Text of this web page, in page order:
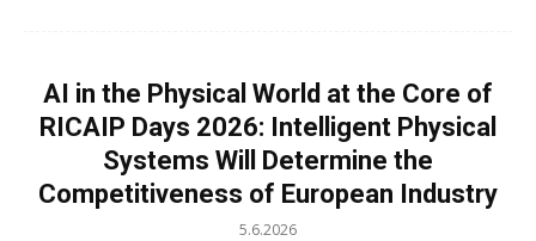
AI in the Physical World at the Core of
RICAIP Days 2026: Intelligent Physical
Systems Will Determine the
Competitiveness of European Industry
5.6.2026